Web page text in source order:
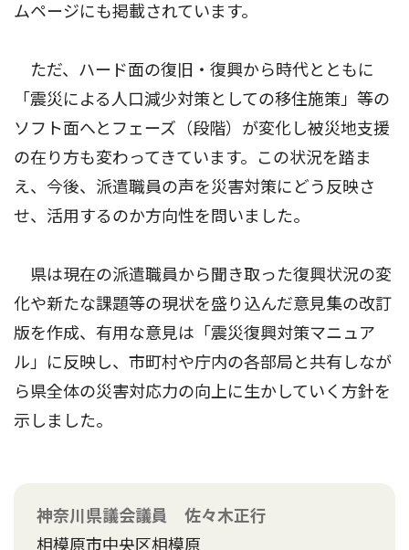
ムページにも掲載されています。
ただ、ハード面の復旧・復興から時代とともに
「震災による人口減少対策としての移住施策」等の
ソフト面へとフェーズ（段階）が変化し被災地支援
の在り方も変わってきています。この状況を踏ま
え、今後、派遣職員の声を災害対策にどう反映さ
せ、活用するのか方向性を問いました。
県は現在の派遣職員から聞き取った復興状況の変
化や新たな課題等の現状を盛り込んだ意見集の改訂
版を作成、有用な意見は「震災復興対策マニュア
ル」に反映し、市町村や庁内の各部局と共有しなが
ら県全体の災害対応力の向上に生かしていく方針を
示しました。
神奈川県議会議員 佐々木正行
相模原市中央区相模原